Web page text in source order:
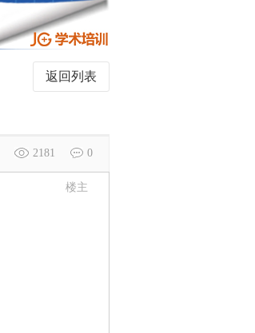
返回列表
2181 0
楼主